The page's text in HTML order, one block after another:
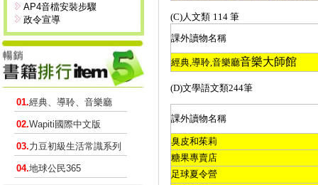
AP4音檔安裝步驟
政令宣導
01.經典、導聆、音樂廳
02.Wapiti國際中文版
03.力豆初級生活常識系列
04.地球公民365
(C)人文類 114 筆
課外讀物名稱
經典,導聆,音樂廳音樂大師館
(D)文學語文類244筆
課外讀物名稱
臭皮和茱莉
糖果專賣店
足球夏令營